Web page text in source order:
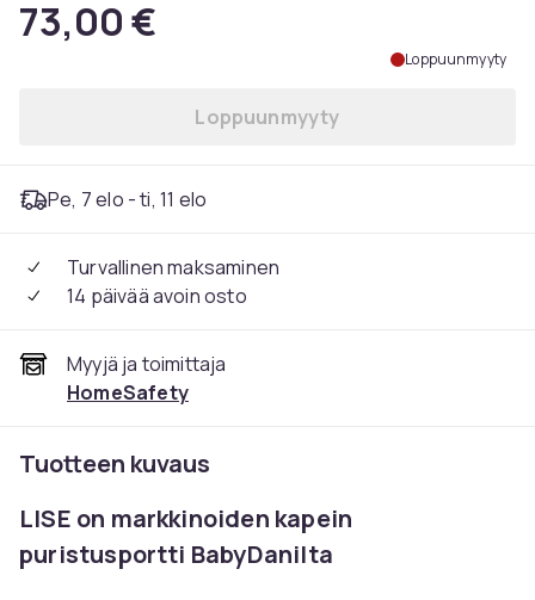
73,00 €
Loppuunmyyty
Loppuunmyyty
Pe, 7 elo - ti, 11 elo
Turvallinen maksaminen
14 päivää avoin osto
Myyjä ja toimittaja
HomeSafety
Tuotteen kuvaus
LISE on markkinoiden kapein
puristusportti BabyDanilta